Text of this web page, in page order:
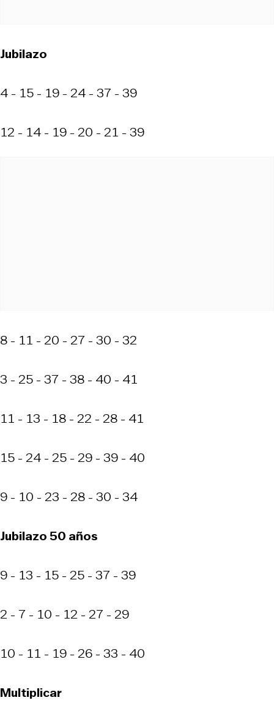
Jubilazo
4 - 15 - 19 - 24 - 37 - 39
12 - 14 - 19 - 20 - 21 - 39
8 - 11 - 20 - 27 - 30 - 32
3 - 25 - 37 - 38 - 40 - 41
11 - 13 - 18 - 22 - 28 - 41
15 - 24 - 25 - 29 - 39 - 40
9 - 10 - 23 - 28 - 30 - 34
Jubilazo 50 años
9 - 13 - 15 - 25 - 37 - 39
2 - 7 - 10 - 12 - 27 - 29
10 - 11 - 19 - 26 - 33 - 40
Multiplicar